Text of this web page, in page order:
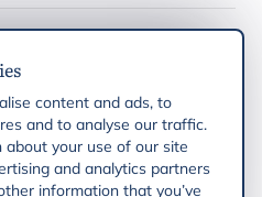
content and ads, to
and to analyse our traffic.
your use of our site
and analytics partners
information that you’ve